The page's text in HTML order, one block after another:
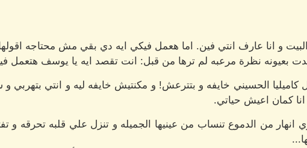
و انا عارف انتي فين. اما هعمل فيكي ايه دي بقي مش محتاجه
بعيونه نظرة مرعبه لم ترها من قبل: انت تقصد ايه يا يوسف هتعمل
الحسيني خايفه و بتترعش! و مكنتيش خايفه ليه و انتي بتهربي و
كمان اعيش حياتي.
انهار من الدموع تنساب من عينيها الجميله و تنزل علي قلبه تحرقه و